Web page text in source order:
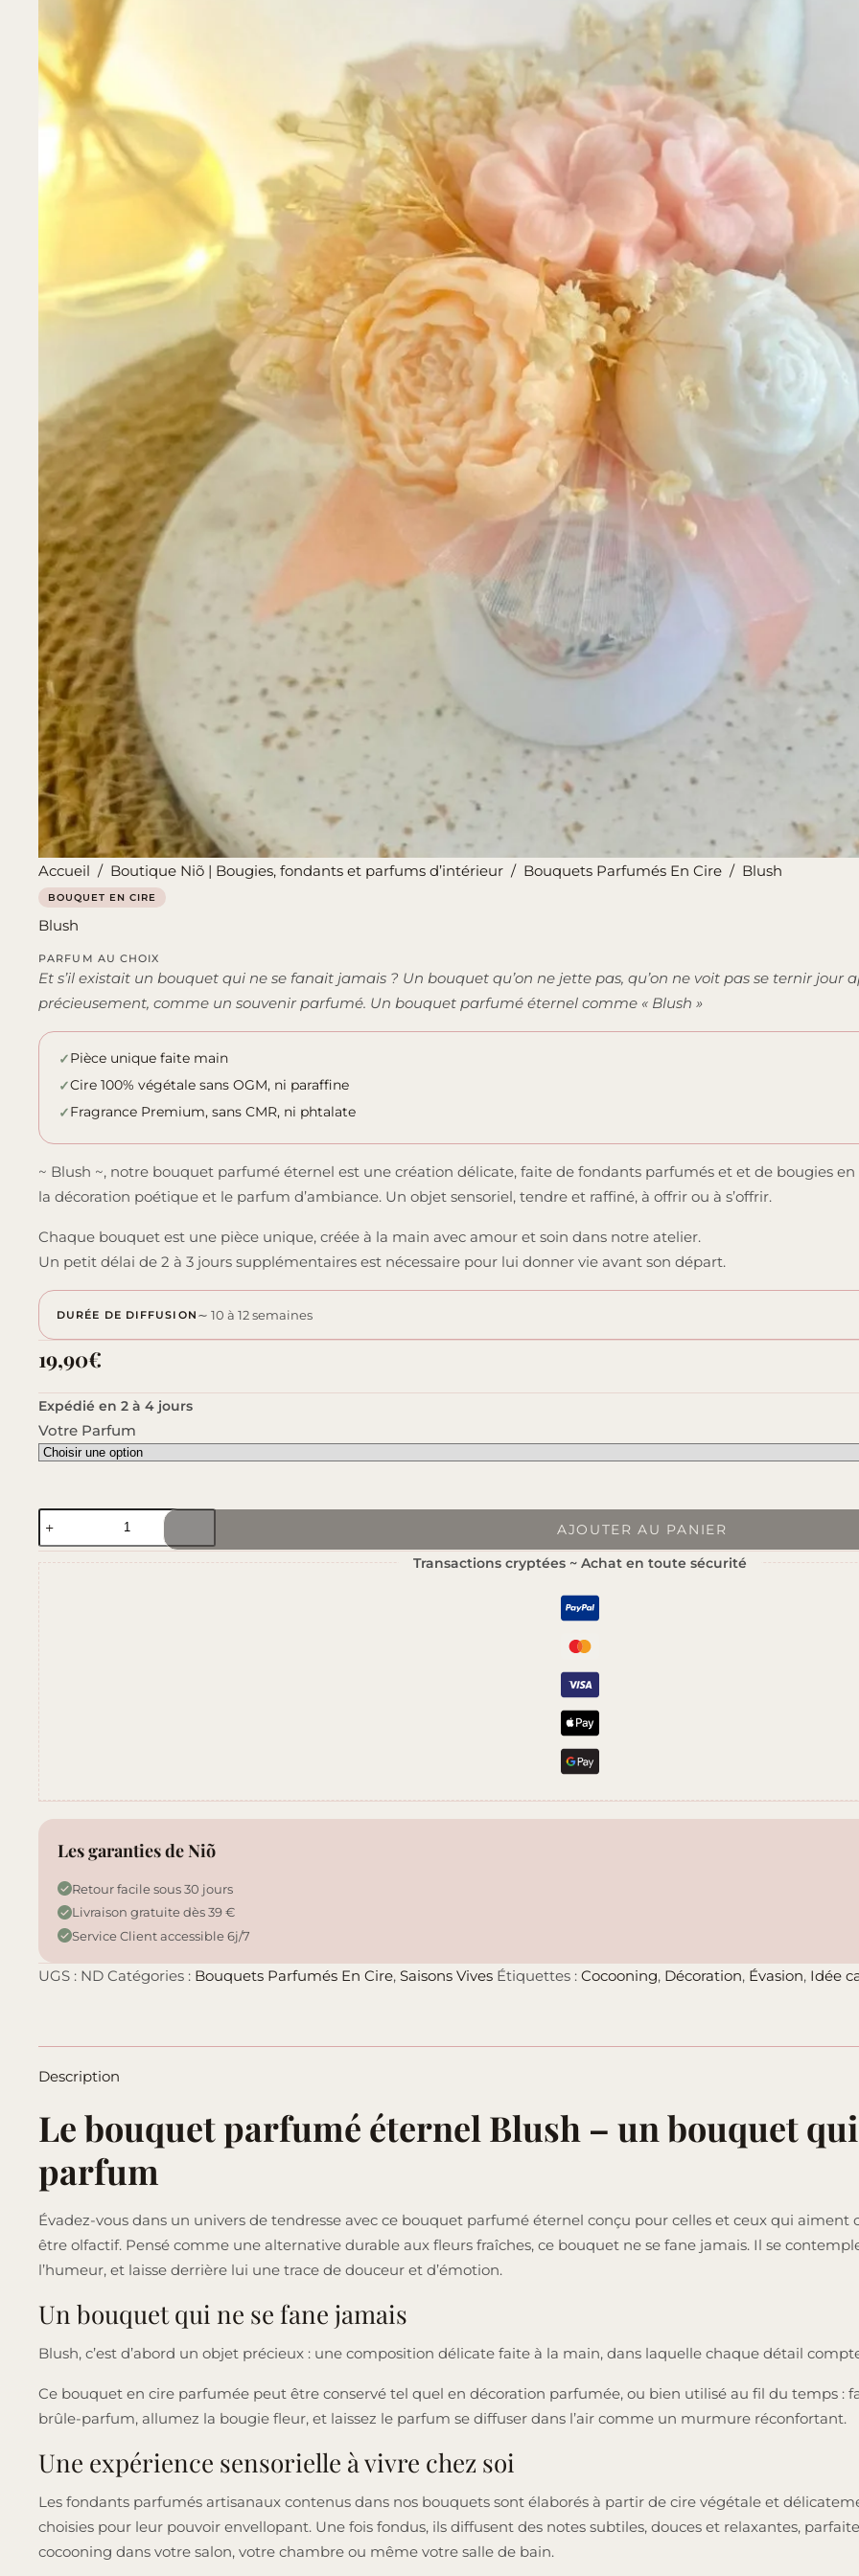
Accueil / Boutique Niõ | Bougies, fondants et parfums d’intérieur / Bouquets Parfumés En Cire / Blush
BOUQUET EN CIRE
Blush
PARFUM AU CHOIX
Et s’il existait un bouquet qui ne se fanait jamais ? Un bouquet qu’on ne jette pas, qu’on ne voit pas se ternir jour
précieusement, comme un souvenir parfumé. Un bouquet parfumé éternel comme « Blush »
Pièce unique faite main
Cire 100% végétale sans OGM, ni paraffine
Fragrance Premium, sans CMR, ni phtalate
~ Blush ~, notre bouquet parfumé éternel est une création délicate, faite de fondants parfumés et et de bougies
la décoration poétique et le parfum d’ambiance. Un objet sensoriel, tendre et raffiné, à offrir ou à s’offrir.
Chaque bouquet est une pièce unique, créée à la main avec amour et soin dans notre atelier.
Un petit délai de 2 à 3 jours supplémentaires est nécessaire pour lui donner vie avant son départ.
DURÉE DE DIFFUSION ∼ 10 à 12 semaines
19,90€
Expédié en 2 à 4 jours
Votre Parfum
de
Blush
AJOUTER AU PANIER
Transactions cryptées ~ Achat en toute sécurité
Les garanties de Niõ
Retour facile sous 30 jours
Livraison gratuite dès 39 €
Service Client accessible 6j/7
UGS : ND Catégories : Bouquets Parfumés En Cire, Saisons Vives Étiquettes : Cocooning, Décoration, Évasion, Idée
Description
Le bouquet parfumé éternel Blush – un bouquet
parfum
Évadez-vous dans un univers de tendresse avec ce bouquet parfumé éternel conçu pour celles et ceux qui
être olfactif. Pensé comme une alternative durable aux fleurs fraîches, ce bouquet ne se fane jamais. Il se
l’humeur, et laisse derrière lui une trace de douceur et d’émotion.
Un bouquet qui ne se fane jamais
Blush, c’est d’abord un objet précieux : une composition délicate faite à la main, dans laquelle chaque détail
Ce bouquet en cire parfumée peut être conservé tel quel en décoration parfumée, ou bien utilisé au fil du temps :
brûle-parfum, allumez la bougie fleur, et laissez le parfum se diffuser dans l’air comme un murmure réconfortant.
Une expérience sensorielle à vivre chez soi
Les fondants parfumés artisanaux contenus dans nos bouquets sont élaborés à partir de cire végétale et
choisies pour leur pouvoir envellopant. Une fois fondus, ils diffusent des notes subtiles, douces et relaxantes,
cocooning dans votre salon, votre chambre ou même votre salle de bain.